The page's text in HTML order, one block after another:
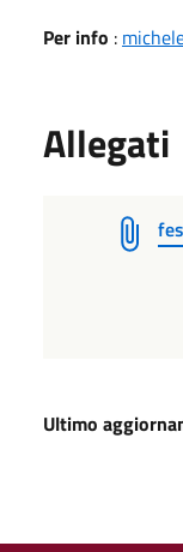
Per info :
Allegati
Ultimo